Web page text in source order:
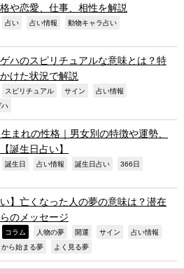
や恋愛、仕事、相性を解説
占い 占い情報 動物キャラ占い
ハのスピリチュアルな意味とは？特
けた状況で解説
スピリチュアル サイン 占い情報
ハ
まれの性格｜男女別の特徴や運勢、
誕生日占い】
誕生日 占い情報 誕生日占い 366日
い】亡くなった人の夢の意味は？潜在
のメッセージ
コラム 人物の夢 開運 サイン 占い情報
から始まる夢 よく見る夢